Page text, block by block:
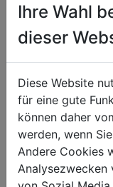
Unterdruck in
Lautstärke
Ihre Wahl
dieser
Diese Website
für eine gute
können daher
werden, wenn
Andere Cookies
Analysezwecken